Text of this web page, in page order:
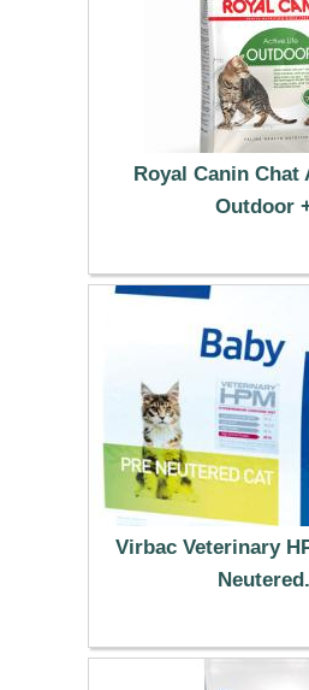
Royal Canin Chat
Outdoor
52.69
Virbac Veterinary
18.99